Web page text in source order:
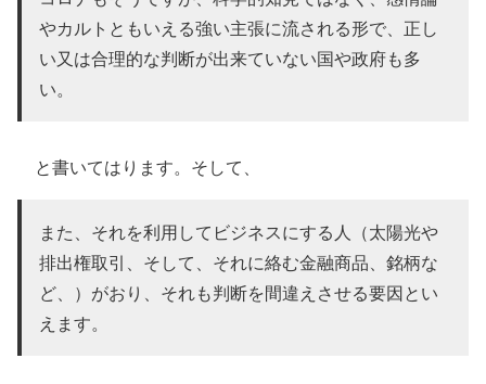
やカルトともいえる強い主張に流される形で、正し
い又は合理的な判断が出来ていない国や政府も多
い。
と書いてはります。そして、
また、それを利用してビジネスにする人（太陽光や
排出権取引、そして、それに絡む金融商品、銘柄な
ど、）がおり、それも判断を間違えさせる要因とい
えます。